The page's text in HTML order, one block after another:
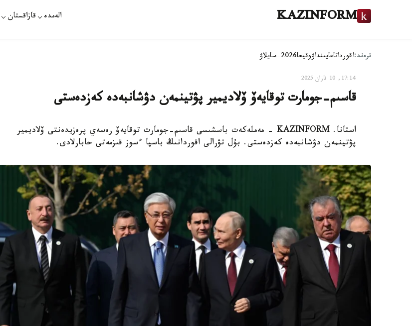
KAZINFORM الەمدە قازاقستان
ترەند:اقورداتاعايىنداۋوقيعا2026-سايلاۋ
17:14, 10 قازان 2025
قاسىم-جومارت توقايەۆ ۆلاديمير پۋتينمەن دۋشانبەدە كەزدەستى
استانا. KAZINFORM - مەملەكەت باسشىسى قاسىم-جومارت توقايەۆ رەسەي پرەزيدەنتى ۆلاديمير
پۋتينمەن دۋشانبەدە كەزدەستى. بۇل تۋرالى اقوردانىڭ باسپا ءسوز قىزمەتى حابارلادى.